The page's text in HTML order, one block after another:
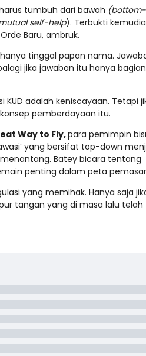
tumbuh dari bawah
self-help). Terbukti
Baru, ambruk.
tinggal papan nama.
jika jawaban itu hanya
adalah keniscayaan. Tetapi
pemberdayaan itu.
Way to Fly,para pemimpin
yang bersifat top-down
Batey bicara tentang
penting dalam peta
yang memihak. Hanya saja
tangan yang di masa lalu telah